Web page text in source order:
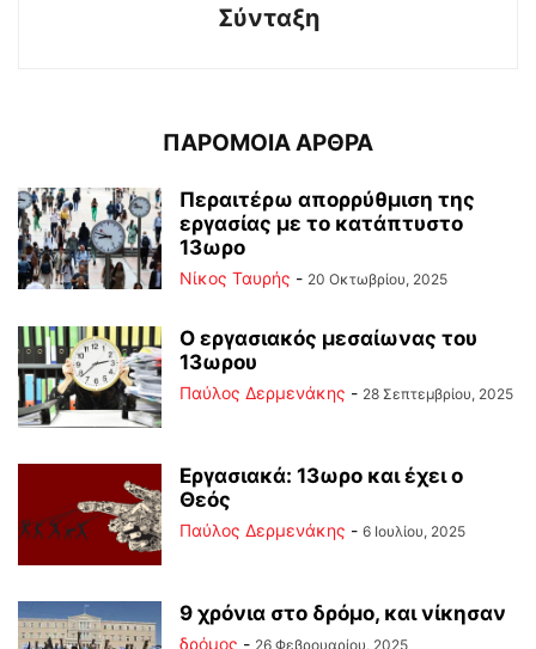
Σύνταξη
ΠΑΡΟΜΟΙΑ ΑΡΘΡΑ
Περαιτέρω απορρύθμιση της
εργασίας με το κατάπτυστο
13ωρο
Νίκος Ταυρής - 20 Οκτωβρίου, 2025
Ο εργασιακός μεσαίωνας του
13ωρου
Παύλος Δερμενάκης - 28 Σεπτεμβρίου, 2025
Εργασιακά: 13ωρο και έχει ο
Θεός
Παύλος Δερμενάκης - 6 Ιουλίου, 2025
9 χρόνια στο δρόμο, και νίκησαν
δρόμος - 26 Φεβρουαρίου, 2025